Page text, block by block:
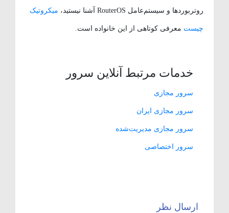
روتربوردها و سیستم‌عامل RouterOS آشنا نیستید، میکروتیک
چیستمعرفی کوتاهی از این خانواده است.
خدمات مرتبط آنلاین سرور
سرور مجازی
سرور مجازی ایران
سرور مجازی مدیریت‌شده
سرور اختصاصی
ارسال نظر